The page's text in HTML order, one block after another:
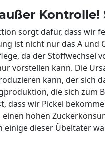
Kontrolle!
sorgt dafür, dass wir
ist nicht nur das A
da der Stoffwechsel
vorstellen kann. Die
kann, der sich
die sich zum
dass wir Pickel
hohen
dieser Übeltäter